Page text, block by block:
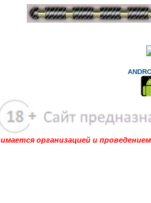
организацией и